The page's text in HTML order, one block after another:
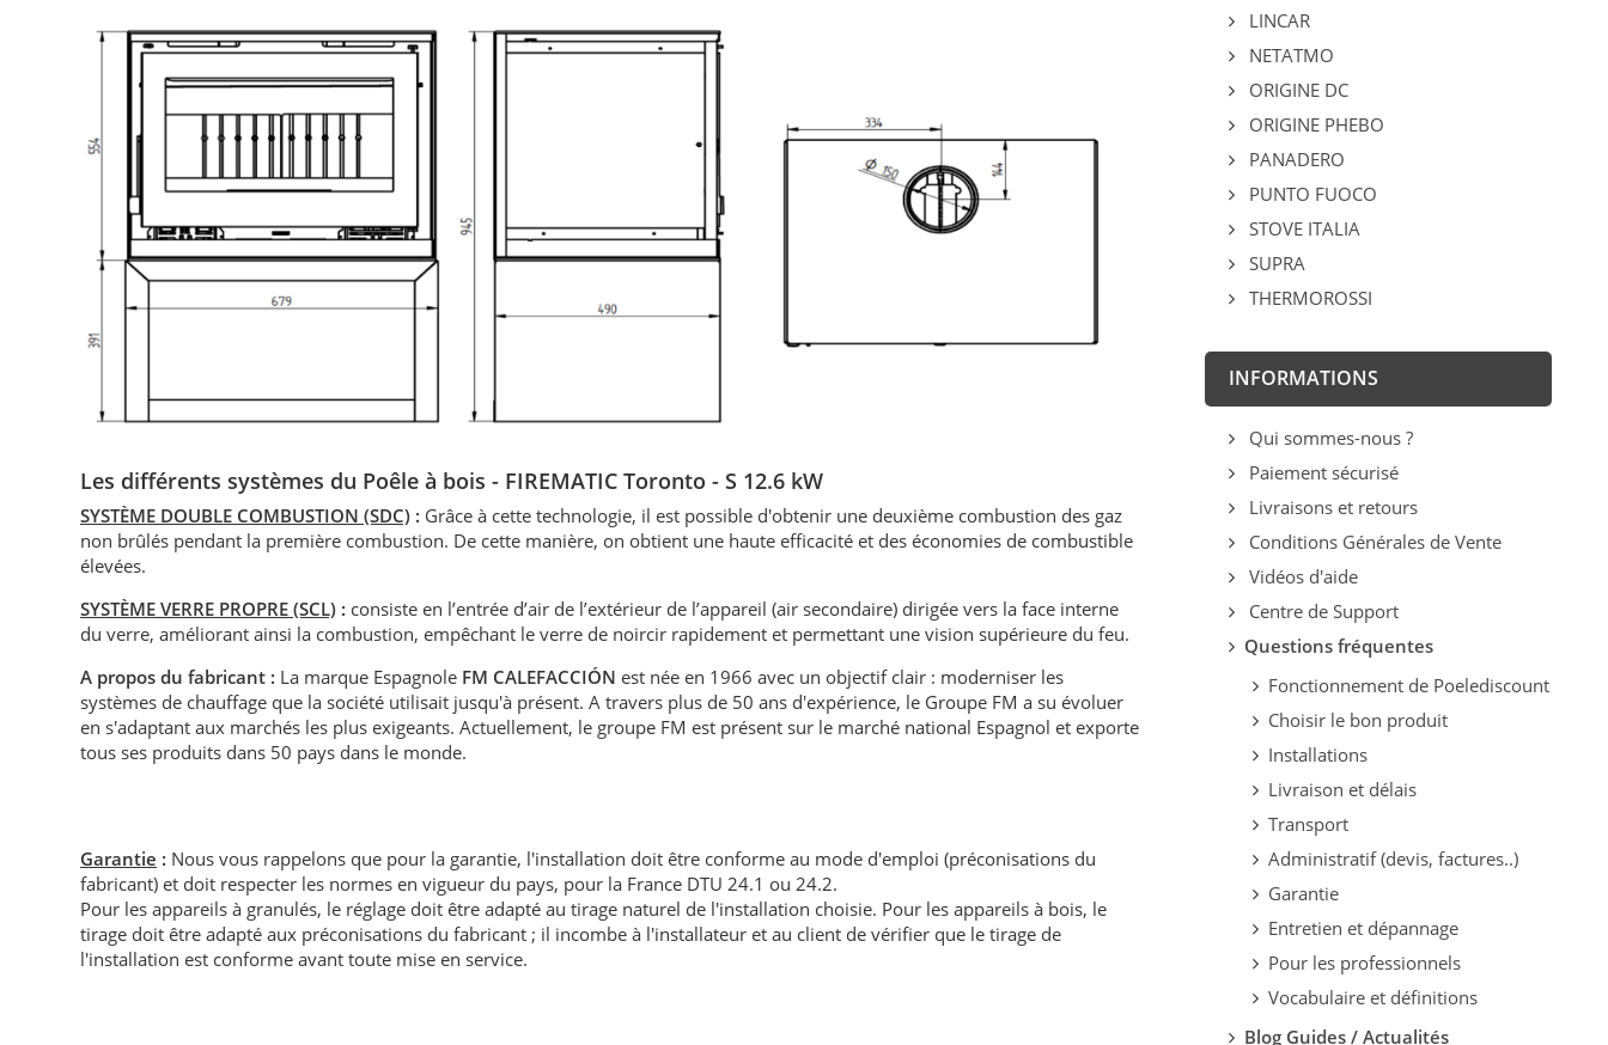
Les différents systèmes du Poêle à bois - FIREMATIC Toronto - S 12.6 kW
SYSTÈME DOUBLE COMBUSTION (SDC) : Grâce à cette technologie, il est possible d'obtenir une deuxième combustion des gaz
non brûlés pendant la première combustion. De cette manière, on obtient une haute efficacité et des économies de combustible
élevées.
SYSTÈME VERRE PROPRE (SCL) : consiste en l’entrée d’air de l’extérieur de l’appareil (air secondaire) dirigée vers la face interne
du verre, améliorant ainsi la combustion, empêchant le verre de noircir rapidement et permettant une vision supérieure du feu.
A propos du fabricant : La marque Espagnole FM CALEFACCIÓN est née en 1966 avec un objectif clair : moderniser les
systèmes de chauffage que la société utilisait jusqu'à présent. A travers plus de 50 ans d'expérience, le Groupe FM a su évoluer
en s'adaptant aux marchés les plus exigeants. Actuellement, le groupe FM est présent sur le marché national Espagnol et exporte
tous ses produits dans 50 pays dans le monde.
Garantie : Nous vous rappelons que pour la garantie, l'installation doit être conforme au mode d'emploi (préconisations du
fabricant) et doit respecter les normes en vigueur du pays, pour la France DTU 24.1 ou 24.2.
Pour les appareils à granulés, le réglage doit être adapté au tirage naturel de l'installation choisie. Pour les appareils à bois, le
tirage doit être adapté aux préconisations du fabricant ; il incombe à l'installateur et au client de vérifier que le tirage de
l'installation est conforme avant toute mise en service.
LINCAR
NETATMO
ORIGINE DC
ORIGINE PHEBO
PANADERO
PUNTO FUOCO
STOVE ITALIA
SUPRA
THERMOROSSI
INFORMATIONS
Qui sommes-nous ?
Paiement sécurisé
Livraisons et retours
Conditions Générales de Vente
Vidéos d'aide
Centre de Support
Questions fréquentes
Fonctionnement de Poelediscount
Choisir le bon produit
Installations
Livraison et délais
Transport
Administratif (devis, factures..)
Garantie
Entretien et dépannage
Pour les professionnels
Vocabulaire et définitions
Blog Guides / Actualités